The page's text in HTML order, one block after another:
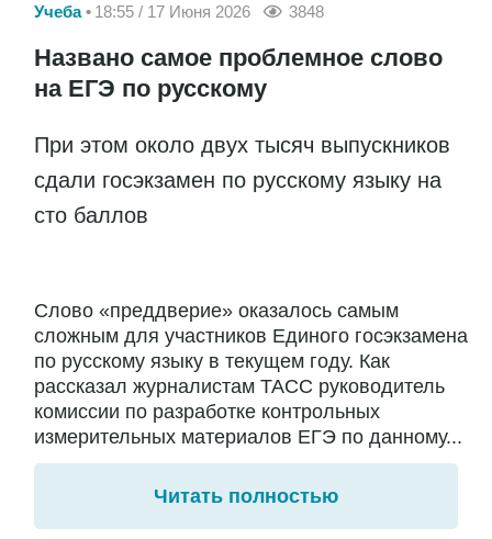
Учеба 18:55 / 17 Июня 2026 3848
Названо самое проблемное слово
на ЕГЭ по русскому
При этом около двух тысяч выпускников
сдали госэкзамен по русскому языку на
сто баллов
Слово «преддверие» оказалось самым
сложным для участников Единого госэкзамена
по русскому языку в текущем году. Как
рассказал журналистам ТАСС руководитель
комиссии по разработке контрольных
измерительных материалов ЕГЭ по данному...
Читать полностью